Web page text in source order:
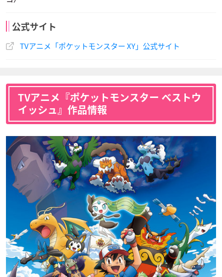
公式サイト
TVアニメ「ポケットモンスター XY」公式サイト
TVアニメ『ポケットモンスター ベストウ
イッシュ』作品情報